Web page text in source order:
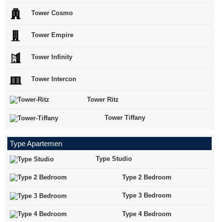
Tower Cosmo
Tower Empire
Tower Infinity
Tower Intercon
Tower Ritz
Tower Tiffany
Type Apartemen
Type Studio
Type 2 Bedroom
Type 3 Bedroom
Type 4 Bedroom